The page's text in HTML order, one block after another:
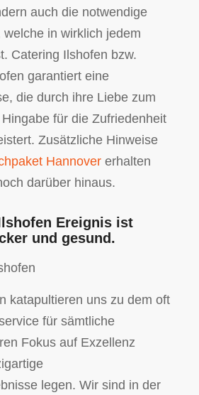
auch die notwendige
in wirklich jedem
Catering Ilshofen bzw.
garantiert eine
die durch ihre Liebe zum
für die Zufriedenheit
Zusätzliche Hinweise
Hannovererhalten
darüber hinaus.
Ereignis ist
und gesund.
katapultieren uns zu dem oft
für sämtliche
Fokus auf Exzellenz
legen. Wir sind in der